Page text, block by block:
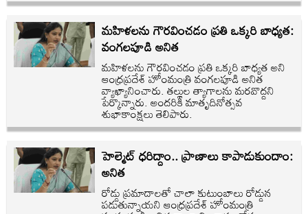
మహిళలను గౌరవించడం ప్రతి ఒక్కరి బాధ్యత:
వంగలపూడి అనిత
మహిళలను గౌరవించడం ప్రతి ఒక్కరి బాధ్యత అని
ఆంధ్రప్రదేశ్ హోంమంత్రి వంగలపూడి అనిత
వ్యాఖ్యానించారు. తల్లుల త్యాగాలను మరవొద్దని
పేర్కొన్నారు. అందరికీ మాతృదినోత్సవ
శుభాకాంక్షలు తెలిపారు.
హెల్మెట్ ధరిద్దాం.. ప్రాణాలు కాపాడుకుందాం:
అనిత
రోడ్డు ప్రమాదాలతో చాలా కుటుంబాలు రోడ్డున
పడుతున్నాయని ఆంధ్రప్రదేశ్ హోంమంత్రి